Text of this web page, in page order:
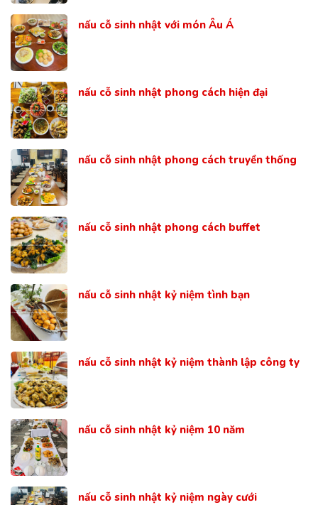
nấu cỗ sinh nhật với món Âu Á
nấu cỗ sinh nhật phong cách hiện đại
nấu cỗ sinh nhật phong cách truyền thống
nấu cỗ sinh nhật phong cách buffet
nấu cỗ sinh nhật kỷ niệm tình bạn
nấu cỗ sinh nhật kỷ niệm thành lập công ty
nấu cỗ sinh nhật kỷ niệm 10 năm
nấu cỗ sinh nhật kỷ niệm ngày cưới